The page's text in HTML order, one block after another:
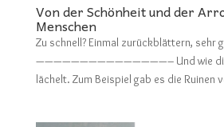
Von der Schönheit und der
Menschen
Zu schnell? Einmal zurückblättern, sehr
———————————————– Und wie die
lächelt. Zum Beispiel gab es die Ruinen